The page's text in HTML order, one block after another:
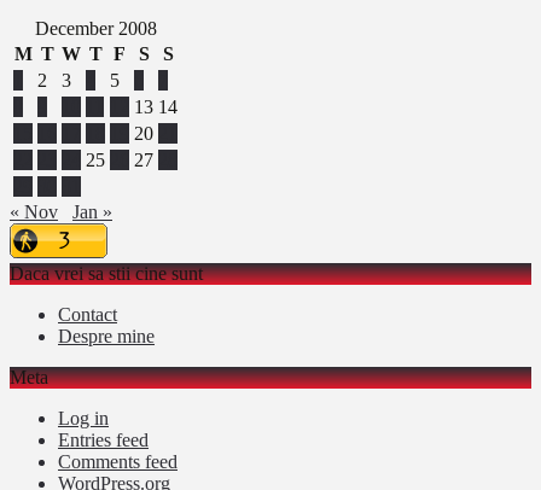
December 2008
M T W T F S
S
2 3 5
13 14
20
25 27
« Nov
Jan »
Daca vrei sa stii cine sunt
Contact
Despre mine
Meta
Log in
Entries feed
Comments feed
WordPress.org